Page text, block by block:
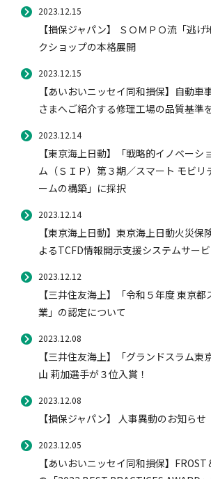
2023.12.15
【損保ジャパン】 ＳＯＭＰＯ流「逃
クショップの本格展開
2023.12.15
【あいおいニッセイ同和損保】自動車
さまへご紹介する修理工場の品質基準
2023.12.14
【東京海上日動】「戦略的イノベーシ
ム（ＳＩＰ）第３期／スマート モビリ
ームの構築」に採択
2023.12.14
【東京海上日動】東京海上日動火災保
よるTCFD情報開示支援システムサー
2023.12.12
【三井住友海上】「令和５年度 東京
業」の認定について
2023.12.08
【三井住友海上】「グランドスラム東
山 莉加選手が３位入賞！
2023.12.08
【損保ジャパン】 人事異動のお知らせ
2023.12.05
【あいおいニッセイ同和損保】